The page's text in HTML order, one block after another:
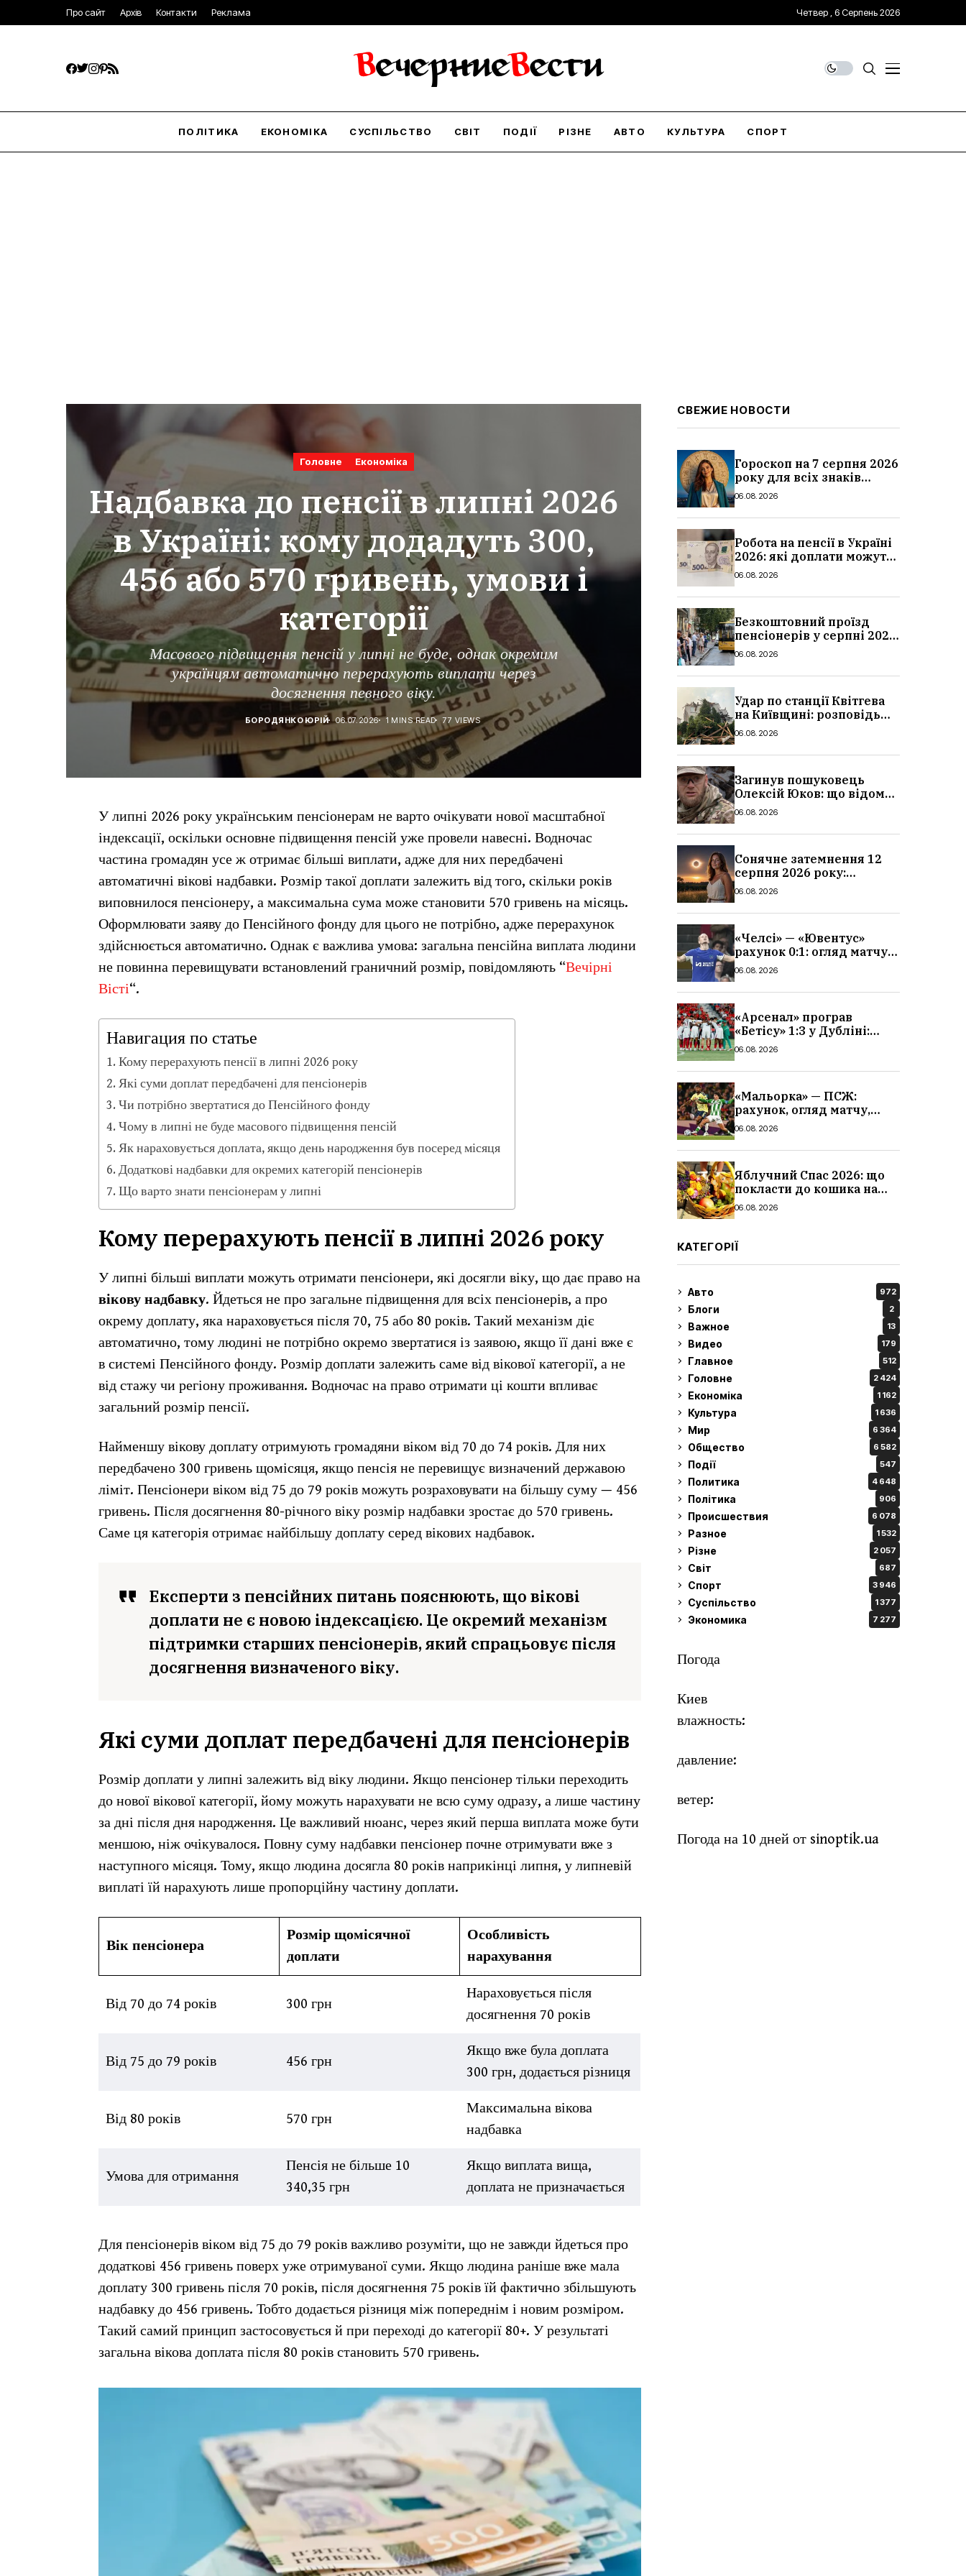
Про сайт Архів Контакти Реклама Четвер , 6 Серпень 2026
ПОЛІТИКА ЕКОНОМІКА СУСПІЛЬСТВО СВІТ ПОДІЇ РІЗНЕ АВТО КУЛЬТУРА СПОРТ
Головне Економіка
Надбавка до пенсії в липні 2026
в Україні: кому додадуть 300,
456 або 570 гривень, умови і
категорії
Масового підвищення пенсій у липні не буде, однак окремим
українцям автоматично перерахують виплати через
досягнення певного віку.
БОРОДЯНКО ЮРІЙ 06.07.2026 1 MINS READ 77 VIEWS
У липні 2026 року українським пенсіонерам не варто очікувати нової масштабної
індексації, оскільки основне підвищення пенсій уже провели навесні. Водночас
частина громадян усе ж отримає більші виплати, адже для них передбачені
автоматичні вікові надбавки. Розмір такої доплати залежить від того, скільки років
виповнилося пенсіонеру, а максимальна сума може становити 570 гривень на місяць.
Оформлювати заяву до Пенсійного фонду для цього не потрібно, адже перерахунок
здійснюється автоматично. Однак є важлива умова: загальна пенсійна виплата людини
не повинна перевищувати встановлений граничний розмір, повідомляють “Вечірні
Вісті“.
Навигация по статье
Кому перерахують пенсії в липні 2026 року
Які суми доплат передбачені для пенсіонерів
Чи потрібно звертатися до Пенсійного фонду
Чому в липні не буде масового підвищення пенсій
Як нараховується доплата, якщо день народження був посеред місяця
Додаткові надбавки для окремих категорій пенсіонерів
Що варто знати пенсіонерам у липні
Кому перерахують пенсії в липні 2026 року
У липні більші виплати можуть отримати пенсіонери, які досягли віку, що дає право на
вікову надбавку. Йдеться не про загальне підвищення для всіх пенсіонерів, а про
окрему доплату, яка нараховується після 70, 75 або 80 років. Такий механізм діє
автоматично, тому людині не потрібно окремо звертатися із заявою, якщо її дані вже є
в системі Пенсійного фонду. Розмір доплати залежить саме від вікової категорії, а не
від стажу чи регіону проживання. Водночас на право отримати ці кошти впливає
загальний розмір пенсії.
Найменшу вікову доплату отримують громадяни віком від 70 до 74 років. Для них
передбачено 300 гривень щомісяця, якщо пенсія не перевищує визначений державою
ліміт. Пенсіонери віком від 75 до 79 років можуть розраховувати на більшу суму — 456
гривень. Після досягнення 80-річного віку розмір надбавки зростає до 570 гривень.
Саме ця категорія отримає найбільшу доплату серед вікових надбавок.
Експерти з пенсійних питань пояснюють, що вікові
доплати не є новою індексацією. Це окремий механізм
підтримки старших пенсіонерів, який спрацьовує після
досягнення визначеного віку.
Які суми доплат передбачені для пенсіонерів
Розмір доплати у липні залежить від віку людини. Якщо пенсіонер тільки переходить
до нової вікової категорії, йому можуть нарахувати не всю суму одразу, а лише частину
за дні після дня народження. Це важливий нюанс, через який перша виплата може бути
меншою, ніж очікувалося. Повну суму надбавки пенсіонер почне отримувати вже з
наступного місяця. Тому, якщо людина досягла 80 років наприкінці липня, у липневій
виплаті їй нарахують лише пропорційну частину доплати.
Вік пенсіонера
Розмір щомісячної
доплати
Особливість
нарахування
Від 70 до 74 років 300 грн
Нараховується після
досягнення 70 років
Від 75 до 79 років 456 грн
Якщо вже була доплата
300 грн, додається різниця
Від 80 років 570 грн
Максимальна вікова
надбавка
Умова для отримання
Пенсія не більше 10
340,35 грн
Якщо виплата вища,
доплата не призначається
Для пенсіонерів віком від 75 до 79 років важливо розуміти, що не завжди йдеться про
додаткові 456 гривень поверх уже отримуваної суми. Якщо людина раніше вже мала
доплату 300 гривень після 70 років, після досягнення 75 років їй фактично збільшують
надбавку до 456 гривень. Тобто додається різниця між попереднім і новим розміром.
Такий самий принцип застосовується й при переході до категорії 80+. У результаті
загальна вікова доплата після 80 років становить 570 гривень.
СВЕЖИЕ НОВОСТИ
Гороскоп на 7 серпня 2026
року для всіх знаків
зодіаку: кому пощастить у
06.08.2026
Робота на пенсії в Україні
2026: які доплати можуть
скасувати, про що
06.08.2026
Безкоштовний проїзд
пенсіонерів у серпні 2026
в Україні: де діє пільга,
06.08.2026
Удар по станції Квітгева
на Київщині: розповідь
очевидців, як вісім людей
сталося
06.08.2026
Загинув пошуковець
Олексій Юков: що відомо
про його роботу, хто він
06.08.2026
Сонячне затемнення 12
серпня 2026 року:
гороскоп, кому із знаків
06.08.2026
«Челсі» — «Ювентус»
рахунок 0:1: огляд матчу
та вихід Мудрика
06.08.2026
«Арсенал» програв
«Бетісу» 1:3 у Дубліні:
огляд матчу та всі голи
06.08.2026
«Мальорка» — ПСЖ:
рахунок, огляд матчу,
голи та склад парижан
06.08.2026
Яблучний Спас 2026: що
покласти до кошика на
освячення, які фрукти,
06.08.2026
КАТЕГОРІЇ
Авто 972
Блоги 2
Важное 13
Видео 179
Главное 512
Головне 2 424
Економіка 1 162
Культура 1 636
Мир 6 364
Общество 6 582
Події 547
Политика 4 648
Політика 906
Происшествия 6 078
Разное 1 532
Різне 2 057
Світ 687
Спорт 3 946
Суспільство 1 377
Экономика 7 277
Погода
Киев
влажность:
давление:
ветер:
Погода на 10 дней от sinoptik.ua